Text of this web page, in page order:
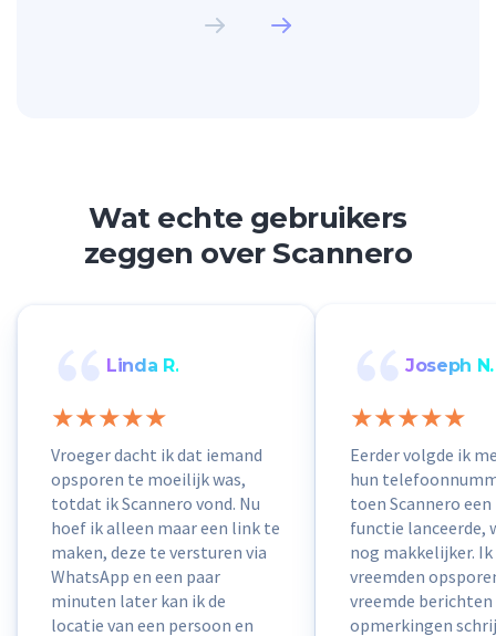
Wat echte gebruikers
zeggen over Scannero
Linda R.
Vroeger dacht ik dat iemand
opsporen te moeilijk was,
totdat ik Scannero vond. Nu
hoef ik alleen maar een link te
maken, deze te versturen via
WhatsApp en een paar
minuten later kan ik de
locatie van een persoon en
Joseph N.
Eerder volgde ik
hun
toen Scannero een
functie lanceerde,
nog makkelijker. Ik
vreemden
vreemde berichten
opmerkingen